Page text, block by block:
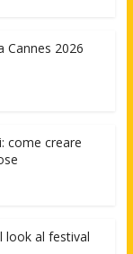
Cannes 2026
come creare
look al festival